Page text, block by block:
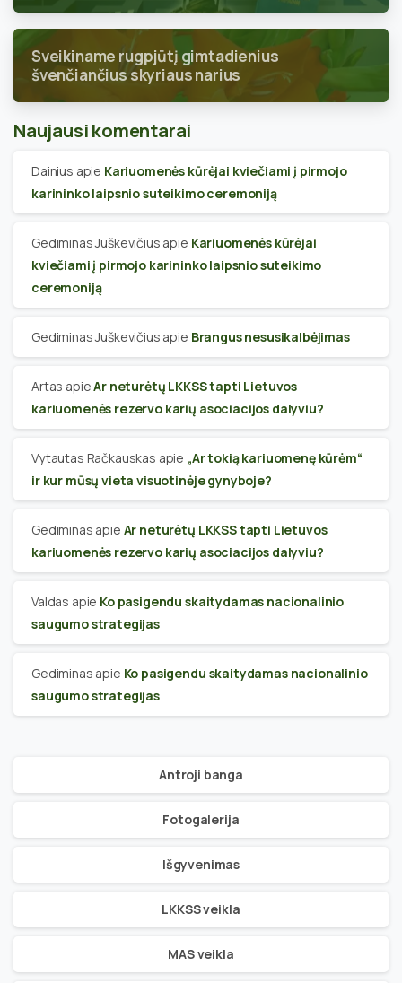
Sveikiname rugpjūtį gimtadienius
švenčiančius skyriaus narius
Naujausi komentarai
Dainius apie Kariuomenės kūrėjai kviečiami į pirmojo
karininko laipsnio suteikimo ceremoniją
Gediminas Juškevičius apie Kariuomenės kūrėjai
kviečiami į pirmojo karininko laipsnio suteikimo
ceremoniją
Gediminas Juškevičius apie Brangus nesusikalbėjimas
Artas apieAr neturėtų LKKSS tapti Lietuvos
kariuomenės rezervo karių asociacijos dalyviu?
Vytautas Račkauskas apie „Ar tokią kariuomenę kūrėm“
ir kur mūsų vieta visuotinėje gynyboje?
Gediminas apie Ar neturėtų LKKSS tapti Lietuvos
kariuomenės rezervo karių asociacijos dalyviu?
Valdas apie Ko pasigendu skaitydamas nacionalinio
saugumo strategijas
Gediminas apie Ko pasigendu skaitydamas nacionalinio
saugumo strategijas
Antroji banga
Fotogalerija
Išgyvenimas
LKKSS veikla
MAS veikla